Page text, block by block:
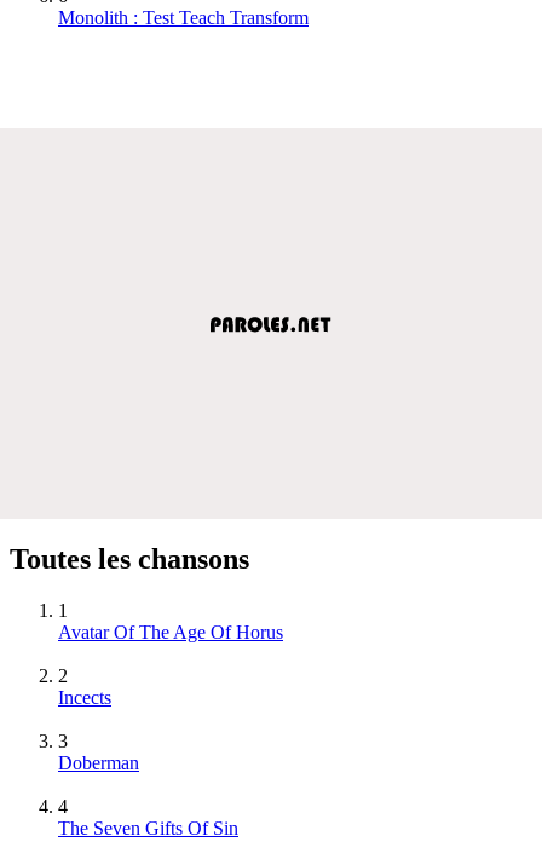
Monolith : Test Teach Transform
Toutes les chansons
1
Avatar Of The Age Of Horus
2
Incects
3
Doberman
4
The Seven Gifts Of Sin